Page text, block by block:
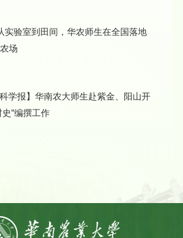
实验室到田间，华农师生在全国落地
场
科学报】华南农大师生赴紫金、阳山开
史”编撰工作